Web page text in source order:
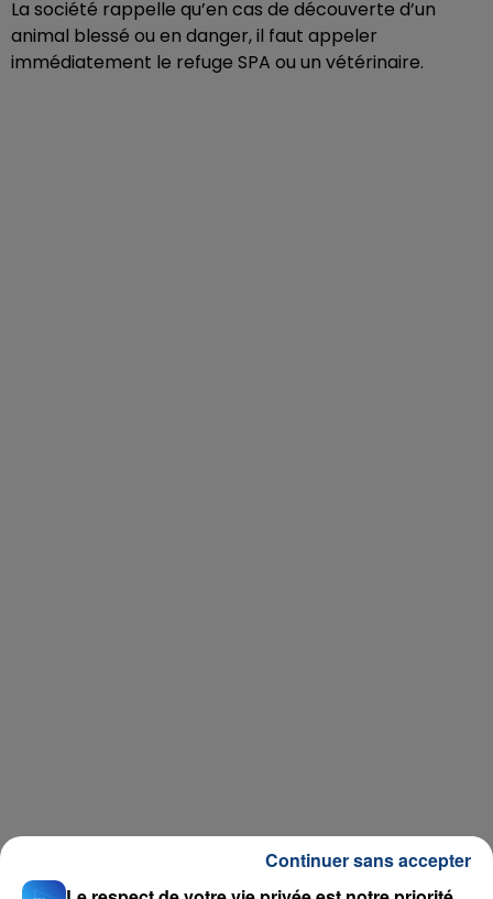
La société rappelle qu’en cas de découverte d’un
animal blessé ou en danger, il faut appeler
immédiatement le refuge SPA ou un vétérinaire.
Continuer sans accepter